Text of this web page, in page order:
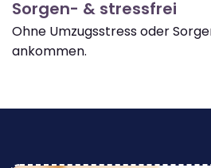
Sorgen- & stressfrei
Ohne Umzugsstress oder
ankommen.